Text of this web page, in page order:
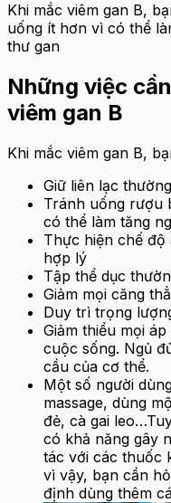
Khi mắc viêm gan B,
uống ít hơn vì có thể
thư gan
Những việc
viêm gan B
Khi mắc viêm gan B,
Giữ liên lạc
Tránh uống rượu
có thể làm tăng
Thực hiện chế độ
hợp lý
Tập thể dục
Giảm mọi căng
Duy trì trọng
Giảm thiểu mọi
cuộc sống. Ngủ
cầu của cơ thể.
Một số người
massage, dùng
đẻ, cà gai
có khả năng gây
tác với các thuốc
vì vậy, bạn cần
định dùng thêm